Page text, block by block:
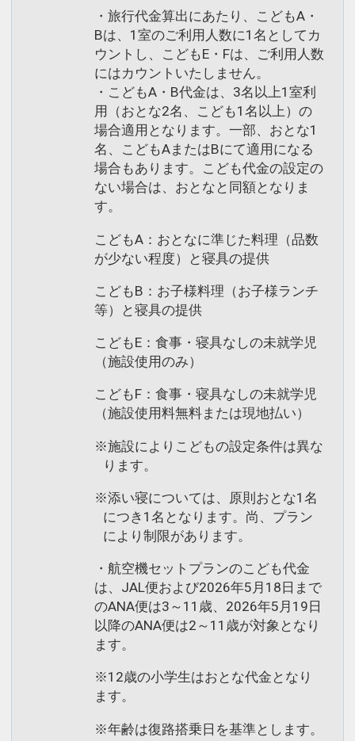
・旅行代金算出にあたり、こどもA・
Bは、1室のご利用人数に1名としてカ
ウントし、こどもE・Fは、ご利用人数
にはカウントいたしません。
・こどもA・B代金は、3名以上1室利
用（おとな2名、こども1名以上）の
場合適用となります。一部、おとな1
名、こどもAまたはBにて適用になる
場合もあります。こども代金の設定の
ない場合は、おとなと同額となりま
す。
こどもA：おとなに準じた料理（品数
が少ない程度）と寝具の提供
こどもB：お子様料理（お子様ランチ
等）と寝具の提供
こどもE：食事・寝具なしの未就学児
（施設使用のみ）
こどもF：食事・寝具なしの未就学児
（施設使用料無料または現地払い）
※施設によりこどもの設定条件は異な
ります。
※添い寝については、原則おとな1名
につき1名となります。尚、プラン
により制限があります。
・航空機セットプランのこども代金
は、JAL便および2026年5月18日まで
のANA便は3～11歳、2026年5月19日
以降のANA便は2～11歳が対象となり
ます。
※12歳の小学生はおとな代金となり
ます。
※年齢は復路搭乗日を基準とします。